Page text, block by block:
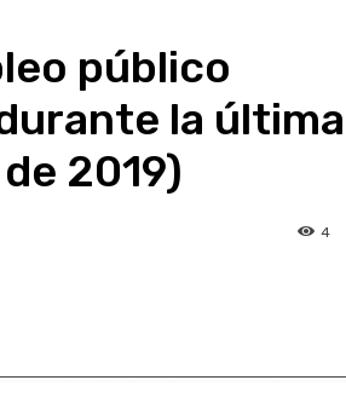
público
la última
2019)
4